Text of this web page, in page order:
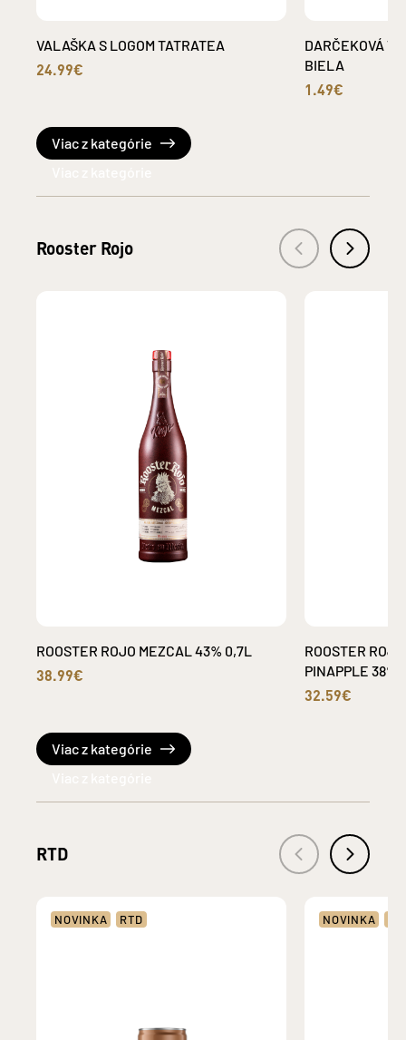
VALAŠKA S LOGOM TATRATEA
24.99€
DARČEKOVÁ
BIELA
1.49€
Viac z kategórie
Rooster Rojo
ROOSTER ROJO MEZCAL 43% 0,7L
38.99€
ROOSTER
PINAPPLE 38%
32.59€
Viac z kategórie
RTD
NOVINKA RTD NOVINKA